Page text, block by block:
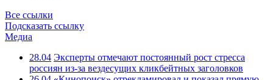
Все ссылки
Подсказать ссылку
Медиа
28.04 Эксперты отмечают постоянный рост стресса
россиян из-за вездесущих кликбейтных заголовков